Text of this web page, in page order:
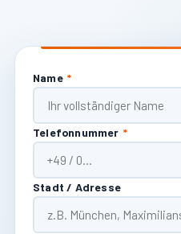
Name *
Telefonnummer *
Stadt / Adresse